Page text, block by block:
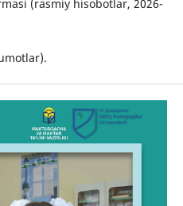
(rasmiy hisobotlar, 2026-